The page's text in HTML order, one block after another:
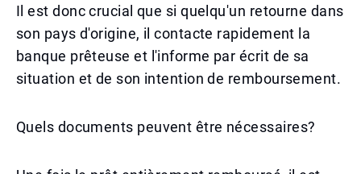
Il est donc crucial que si quelqu'un retourne dans
son pays d'origine, il contacte rapidement la
banque prêteuse et l'informe par écrit de sa
situation et de son intention de remboursement.
Quels documents peuvent être nécessaires?